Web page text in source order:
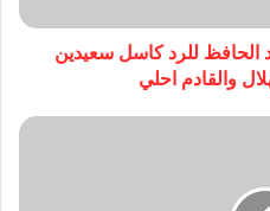
للرد كاسل سعيدين
والقادم احلي